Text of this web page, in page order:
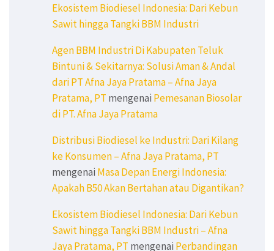
Ekosistem Biodiesel Indonesia: Dari Kebun
Sawit hingga Tangki BBM Industri
Agen BBM Industri Di Kabupaten Teluk
Bintuni & Sekitarnya: Solusi Aman & Andal
dari PT Afna Jaya Pratama – Afna Jaya
Pratama, PT mengenai Pemesanan Biosolar
di PT. Afna Jaya Pratama
Distribusi Biodiesel ke Industri: Dari Kilang
ke Konsumen – Afna Jaya Pratama, PT
mengenai Masa Depan Energi Indonesia:
Apakah B50 Akan Bertahan atau Digantikan?
Ekosistem Biodiesel Indonesia: Dari Kebun
Sawit hingga Tangki BBM Industri – Afna
Jaya Pratama, PT mengenai Perbandingan